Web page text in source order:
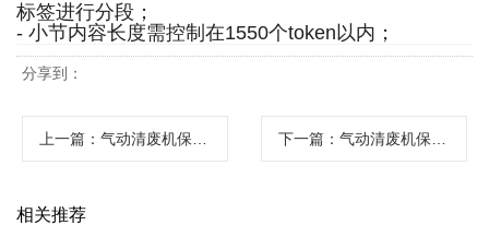
标签进行分段；
- 小节内容长度需控制在1550个token以内；
分享到：
上一篇 ：气动清废机保养与维护 下一篇 ：气动清废机保养攻略
相关推荐